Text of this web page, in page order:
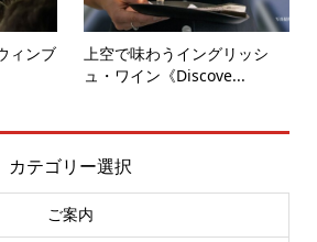
ィンブ
上空で味わうイングリッシ
ュ・ワイン《Discove...
カテゴリー選択
ご案内